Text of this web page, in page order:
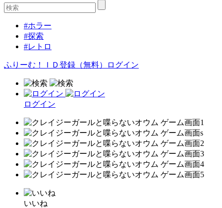
#ホラー
#探索
#レトロ
ふりーむ！ＩＤ登録（無料） ログイン
ログイン
いいね